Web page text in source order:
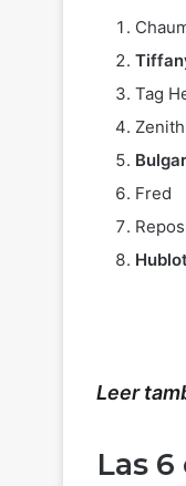
Tag
Zenith
Fred
Hublot
Leer
Las 6